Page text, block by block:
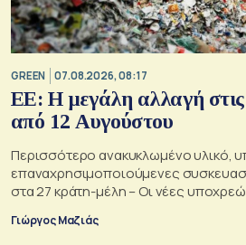
GREEN 07.08.2026, 08:17
ΕΕ: Η μεγάλη αλλαγή στις
από 12 Αυγούστου
Περισσότερο ανακυκλωμένο υλικό,
επαναχρησιμοποιούμενες
στα 27 κράτη-μέλη – Οι νέες
σούπερ μάρκετ, εστιατόρια και
Γιώργος Μαζιάς